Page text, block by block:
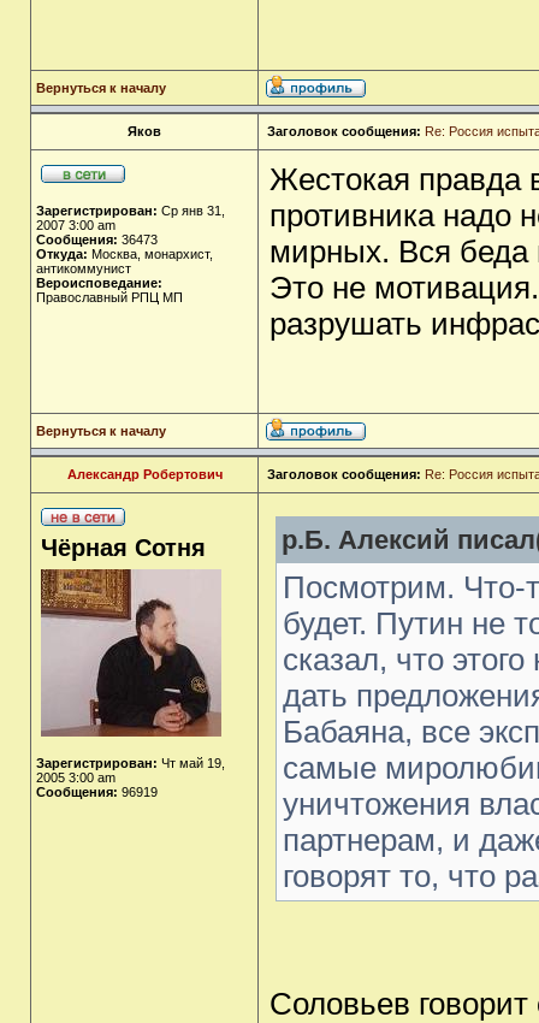
Вернуться к началу
Яков Заголовок сообщения: Re: Россия
Зарегистрирован: Ср янв 31,
2007 3:00 am
Сообщения: 36473
Откуда: Москва, монархист,
антикоммунист
Вероисповедание:
Православный РПЦ МП
Жестокая правда
противника надо
мирных. Вся беда
Это не
разрушать
Вернуться к началу
Александр Робертович Заголовок сообщения: Re: Россия
Чёрная Сотня
Зарегистрирован: Чт май 19,
2005 3:00 am
Сообщения: 96919
р.Б. Алексий
Посмотрим. Что-
будет. Путин не
сказал, что
дать
Бабаяна, все
самые
уничтожения
партнерам, и
говорят то, что
Соловьев